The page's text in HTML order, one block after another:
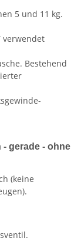
5 und 11 kg.
verwendet
Bestehend
- gerade - ohne
(keine